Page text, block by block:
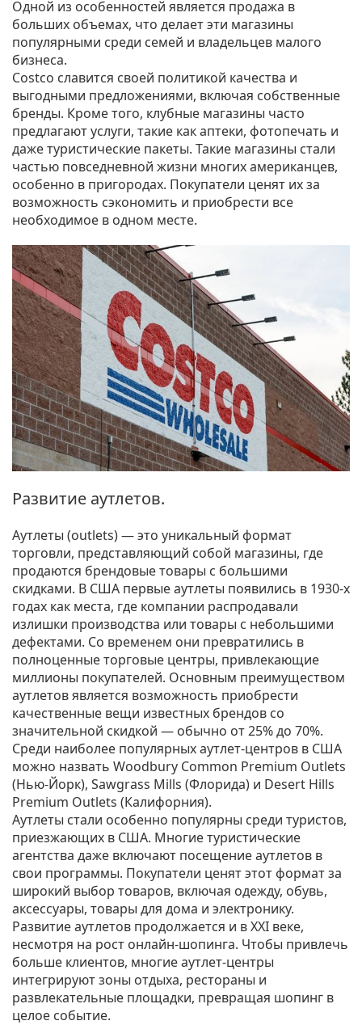
Одной из особенностей является продажа в
больших объемах, что делает эти магазины
популярными среди семей и владельцев малого
бизнеса.
Costco славится своей политикой качества и
выгодными предложениями, включая собственные
бренды. Кроме того, клубные магазины часто
предлагают услуги, такие как аптеки, фотопечать и
даже туристические пакеты. Такие магазины стали
частью повседневной жизни многих американцев,
особенно в пригородах. Покупатели ценят их за
возможность сэкономить и приобрести все
необходимое в одном месте.
Развитие аутлетов.
Аутлеты (outlets) — это уникальный формат
торговли, представляющий собой магазины, где
продаются брендовые товары с большими
скидками. В США первые аутлеты появились в 1930-х
годах как места, где компании распродавали
излишки производства или товары с небольшими
дефектами. Со временем они превратились в
полноценные торговые центры, привлекающие
миллионы покупателей. Основным преимуществом
аутлетов является возможность приобрести
качественные вещи известных брендов со
значительной скидкой — обычно от 25% до 70%.
Среди наиболее популярных аутлет-центров в США
можно назвать Woodbury Common Premium Outlets
(Нью-Йорк), Sawgrass Mills (Флорида) и Desert Hills
Premium Outlets (Калифорния).
Аутлеты стали особенно популярны среди туристов,
приезжающих в США. Многие туристические
агентства даже включают посещение аутлетов в
свои программы. Покупатели ценят этот формат за
широкий выбор товаров, включая одежду, обувь,
аксессуары, товары для дома и электронику.
Развитие аутлетов продолжается и в XXI веке,
несмотря на рост онлайн-шопинга. Чтобы привлечь
больше клиентов, многие аутлет-центры
интегрируют зоны отдыха, рестораны и
развлекательные площадки, превращая шопинг в
целое событие.